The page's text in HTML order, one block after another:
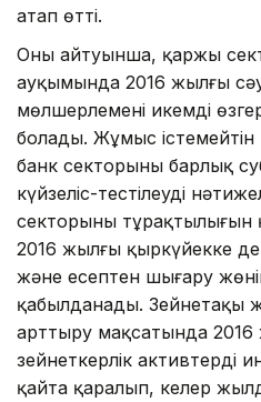
атап өтті.
Оның айтуынша, қаржы
ауқымында 2016 жылғы
мөлшерлемені икемді
болады. Жұмыс
банк секторының барлық
күйзеліс-тестілеудің
секторының
2016 жылғы қыркүйекке
және есептен шығару
қабылданады. Зейнетақы
арттыру мақсатында 2016
зейнеткерлік активтерді
қайта қаралып, келер